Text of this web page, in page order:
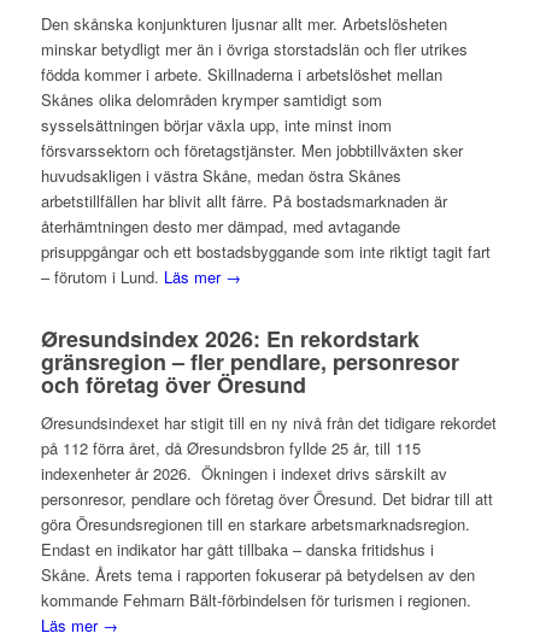
Den skånska konjunkturen ljusnar allt mer. Arbetslösheten
minskar betydligt mer än i övriga storstadslän och fler utrikes
födda kommer i arbete. Skillnaderna i arbetslöshet mellan
Skånes olika delområden krymper samtidigt som
sysselsättningen börjar växla upp, inte minst inom
försvarssektorn och företagstjänster. Men jobbtillväxten sker
huvudsakligen i västra Skåne, medan östra Skånes
arbetstillfällen har blivit allt färre. På bostadsmarknaden är
återhämtningen desto mer dämpad, med avtagande
prisuppgångar och ett bostadsbyggande som inte riktigt tagit fart
– förutom i Lund. Läs mer →
Øresundsindex 2026: En rekordstark
gränsregion – fler pendlare, personresor
och företag över Öresund
Øresundsindexet har stigit till en ny nivå från det tidigare rekordet
på 112 förra året, då Øresundsbron fyllde 25 år, till 115
indexenheter år 2026. Ökningen i indexet drivs särskilt av
personresor, pendlare och företag över Öresund. Det bidrar till att
göra Öresundsregionen till en starkare arbetsmarknadsregion.
Endast en indikator har gått tillbaka – danska fritidshus i
Skåne. Årets tema i rapporten fokuserar på betydelsen av den
kommande Fehmarn Bält-förbindelsen för turismen i regionen.
Läs mer →